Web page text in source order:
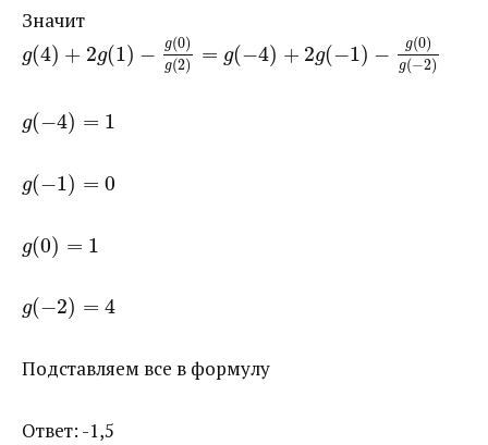
Значит ​
g(4) + 2g(1) − g(0)
g(2) = g(−4) + 2g(−1) − g(0)
g(−2)
g(−4) = 1
g(−1) = 0
g(0) = 1
g(−2) = 4
Подставляем все в формулу
Ответ: -1,5